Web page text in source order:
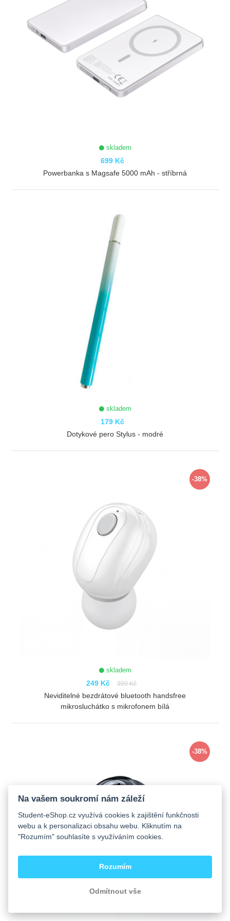
skladem
699 Kč
Powerbanka s Magsafe 5000 mAh - stříbrná
skladem
179 Kč
Dotykové pero Stylus - modré
-38%
skladem
249 Kč 399 Kč
Neviditelné bezdrátové bluetooth handsfree
mikrosluchátko s mikrofonem bílá
-38%
Na vašem soukromí nám záleží
Student-eShop.cz využívá cookies k zajištění funkčnosti
webu a k personalizaci obsahu webu. Kliknutím na
"Rozumím" souhlasíte s využíváním cookies.
Rozumím
Odmítnout vše